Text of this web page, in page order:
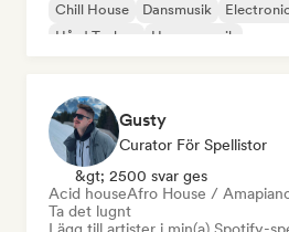
Chill House
Dansmusik
Hård Techno
House-musik
Gusty
Curator För Spellistor
&gt; 2500 svar ges
Acid houseAfro House /
Ta det lugnt